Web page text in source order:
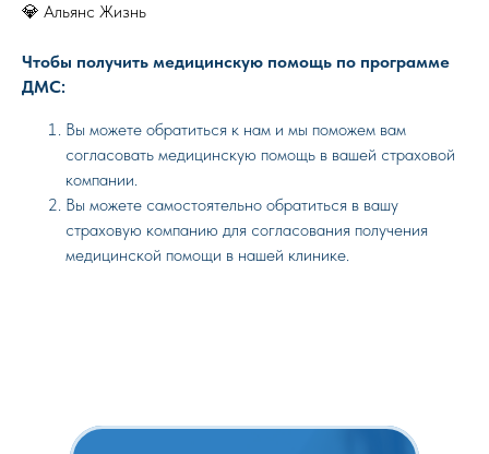
💎 Альянс Жизнь
Чтобы получить медицинскую помощь по программе
ДМС:
Вы можете обратиться к нам и мы поможем вам
согласовать медицинскую помощь в вашей страховой
компании.
Вы можете самостоятельно обратиться в вашу
страховую компанию для согласования получения
медицинской помощи в нашей клинике.